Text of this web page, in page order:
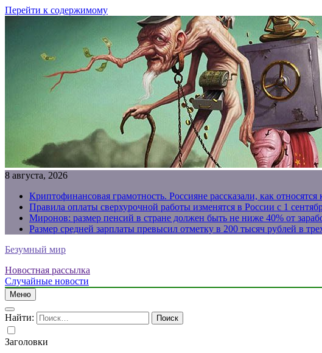
Перейти к содержимому
8 августа, 2026
Криптофинансовая грамотность. Россияне рассказали, как
Правила оплаты сверхурочной работы изменятся в России с 1
Миронов: размер пенсий в стране должен быть не ниже 40% от
Размер средней зарплаты превысил отметку в 200 тысяч рублей в
Безумный мир
Новостная рассылка
Случайные новости
Меню
Найти:
Заголовки